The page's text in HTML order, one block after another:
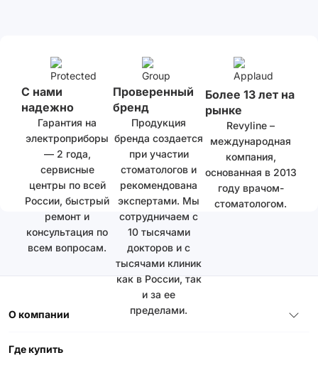
С нами
надежно
Гарантия на
электроприборы
— 2 года,
сервисные
центры по всей
России, быстрый
ремонт и
консультация по
всем вопросам.
Проверенный
бренд
Продукция
бренда создается
при участии
стоматологов и
рекомендована
экспертами. Мы
сотрудничаем с
10 тысячами
докторов и с
тысячами клиник
как в России, так
и за ее
пределами.
Более 13 лет на
рынке
Revyline –
международная
компания,
основанная в 2013
году врачом-
стоматологом.
О компании
Где купить